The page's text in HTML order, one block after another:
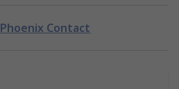
Phoenix Contact